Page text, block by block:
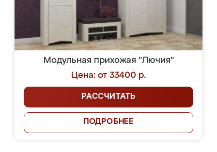
Модульная прихожая "Лючия"
Цена: от 33400 р.
РАССЧИТАТЬ
ПОДРОБНЕЕ